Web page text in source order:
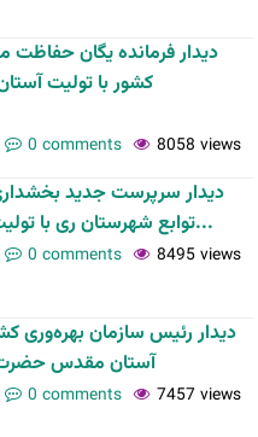
دیدار فرمانده یگان
کشور با تولیت
0 comments 8058 views
دیدار سرپرست جدید
توابع شهرستان ری با تولیت آستان مقدس...
0 comments 8495 views
دیدار رئیس سازمان بهره‌وری
آستان مقدس
0 comments 7457 views